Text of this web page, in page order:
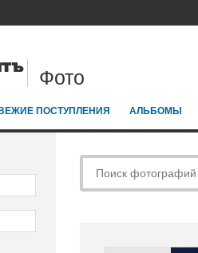
Фото
ПОСТУПЛЕНИЯ АЛЬБОМЫ